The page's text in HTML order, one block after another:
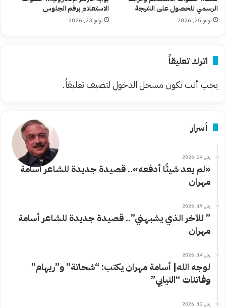
الرسمي للحصول على النتيجة
يوليو 25, 2026
الاستعلام برقم الجلوس
يوليو 23, 2026
اترك تعليقاً
يجب أنت تكونمسجل الدخوللتضيف تعليقاً.
أسرار
يناير 24, 2026
«لم يعد شيئًا أدفعه».. قصيدة جديدة للشاعر أسامة
مهران
يناير 19, 2026
” للآخر الذي يشبهني”.. قصيدة جديدة للشاعر أسامة
مهران
يناير 14, 2026
لوجه الله| أسامة مهران يكتب: “شحاتة” و”ريهام”
وفاتنات “النيابي”
يناير 12, 2026